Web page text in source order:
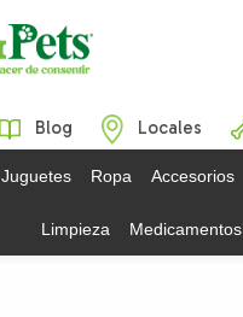
Blog Locales
Juguetes Ropa Accesorios
Limpieza Medicamentos